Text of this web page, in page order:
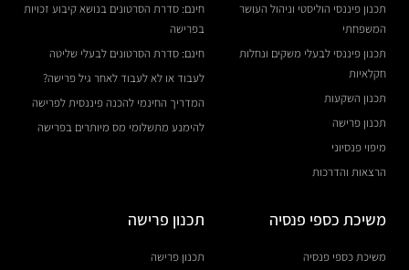
תכנון פיננסי הוליסטי וניהול העושר
המשפחתי
תכנון פיננסי לבעלי משקים ונחלות
חקלאיות
תכנון השקעות
תכנון פרישה
מיפוי פנסיוני
הרצאות והדרכות
חינם: סדרת הסרטונים בנושא קיבוע זכויות
בפרישה
חינם: סדרת הסרטונים לבעלי שליטה
לעבוד או לא לעבוד לאחר גיל פרישה?
המדריך החינמי להכנה פיננסית לפרישה
להימנע מתשלומי מס מיותרים בפרישה
משיכת כספי פנסיה
משיכת כספי פנסיה
תכנון פרישה
תכנון פרישה